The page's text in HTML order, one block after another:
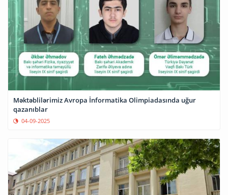
Məktəblilərimiz Avropa İnformatika Olimpiadasında uğur
qazanıblar
04-09-2025